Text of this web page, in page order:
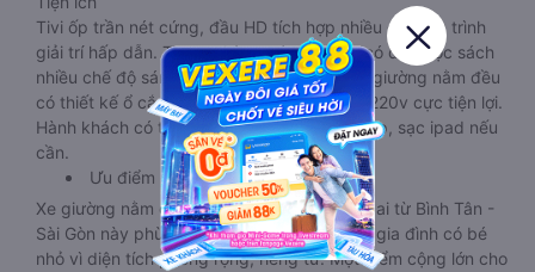
Tivi ốp trần nét cứng, đầu HD tích hợp nhiều chương trình
giải trí hấp dẫn. Trong phòng có tai nghe, có đèn đọc sách
nhiều chế độ sáng, wifi tốc độ cao. Tại mỗi giường nằm đều
có thiết kế ổ cắm sạc đa năng nguồn điện 220v cực tiện lợi.
Hành khách có thể sạc điện thoại, sạc laptop, sạc ipad nếu
cần.
Ưu điểm
Xe giường nằm đôi đi Long Khánh - Đồng Nai từ Bình Tân -
Sài Gòn này phù hợp cho các cặp đôi hoặc gia đình có bé
nhỏ vì diện tích phòng rộng, riêng tư. Một điểm cộng lớn cho